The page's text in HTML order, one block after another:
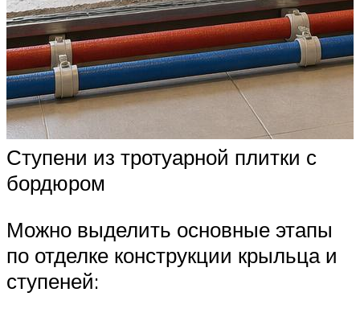
Ступени из тротуарной плитки с
бордюром
Можно выделить основные этапы
по отделке конструкции крыльца и
ступеней: